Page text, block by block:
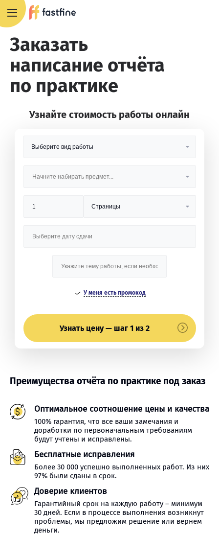
Заказать
написание отчёта
по практике
Узнайте стоимость работы онлайн
У меня есть промокод
Узнать цену — шаг 1 из 2
Преимущества отчёта по практике под заказ
Оптимальное соотношение цены и качества
100% гарантия, что все ваши замечания и
доработки по первоначальным требованиям
будут учтены и исправлены.
Бесплатные исправления
Более 30 000 успешно выполненных работ. Из них
97% были сданы в срок.
Доверие клиентов
Гарантийный срок на каждую работу – минимум
30 дней. Если в процессе выполнения возникнут
проблемы, мы предложим решение или вернем
деньги.